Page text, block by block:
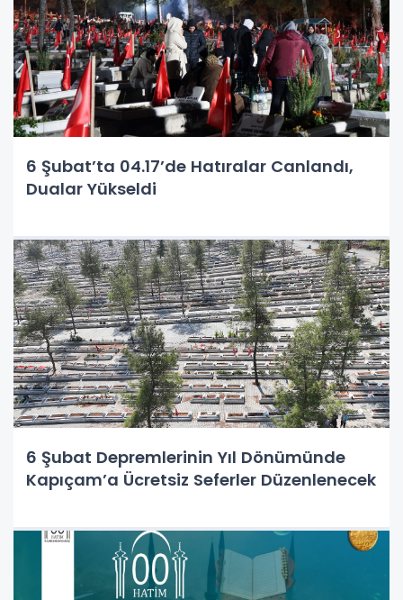
6 Şubat’ta 04.17’de Hatıralar Canlandı,
Dualar Yükseldi
6 Şubat Depremlerinin Yıl Dönümünde
Kapıçam’a Ücretsiz Seferler Düzenlenecek